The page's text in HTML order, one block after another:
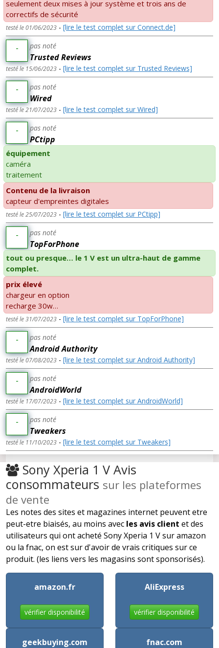
seulement deux mises à jour système et trois ans de
correctifs de sécurité
testé le 01/06/2023 - [lire le test complet sur Connect.de]
- pas noté
Trusted Reviews
testé le 15/06/2023 - [lire le test complet sur Trusted Reviews]
- pas noté
Wired
testé le 21/07/2023 - [lire le test complet sur Wired]
- pas noté
PCtipp
équipement
caméra
traitement
Contenu de la livraison
capteur d'empreintes digitales
testé le 25/07/2023 - [lire le test complet sur PCtipp]
- pas noté
TopForPhone
tout ou presque… le 1 V est un ultra-haut de gamme
complet.
prix élevé
chargeur en option
recharge 30w…
testé le 31/07/2023 - [lire le test complet sur TopForPhone]
- pas noté
Android Authority
testé le 07/08/2023 - [lire le test complet sur Android Authority]
- pas noté
AndroidWorld
testé le 17/07/2023 - [lire le test complet sur AndroidWorld]
- pas noté
Tweakers
testé le 11/10/2023 - [lire le test complet sur Tweakers]
Sony Xperia 1 V Avis
consommateurs sur les plateformes
de vente
Les notes des sites et magazines internet peuvent etre
peut-etre biaisés, au moins avec les avis client et des
utilisateurs qui ont acheté Sony Xperia 1 V sur amazon
ou la fnac, on est sur d'avoir de vrais critiques sur ce
produit. (les liens vers les magasins sont sponsorisés).
amazon.fr
vérifier disponibilité
AliExpress
vérifier disponibilité
geekbuying.com fnac.com